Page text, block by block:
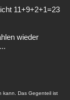
11+9+2+1=23
wieder
kann. Das Gegenteil ist